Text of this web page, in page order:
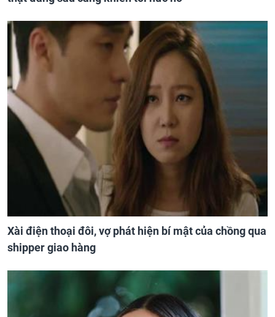
Xài điện thoại đôi, vợ phát hiện bí mật của chồng qua
shipper giao hàng